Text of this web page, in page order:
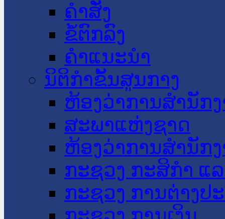
ຄໍາສັ່ງ
ຂໍ້ຕົກລົງ
ຄໍາແນະນໍາ
ນິຕິກໍາຂັ້ນສູນກາງ
ຫ້ອງວ່າການສໍານັກ
ສະພາແຫ່ງຊາດ
ຫ້ອງວ່າການສຳນັກ
ກະຊວງ ກະສິກຳ ແ
ກະຊວງ ການຕ່າງປ